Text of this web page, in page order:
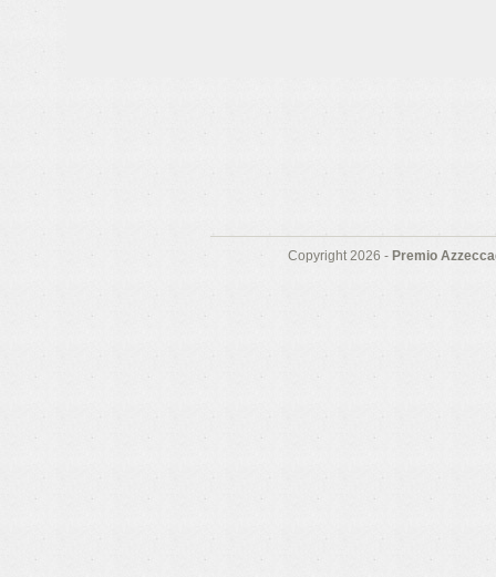
Copyright 2026 - Premio